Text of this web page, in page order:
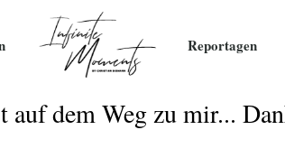
Reportagen
auf dem Weg zu mir...